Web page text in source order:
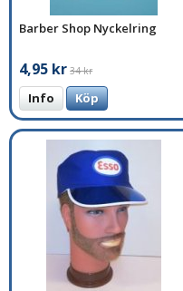
Barber Shop Nyckelring
4,95 kr 34 kr
Info Köp